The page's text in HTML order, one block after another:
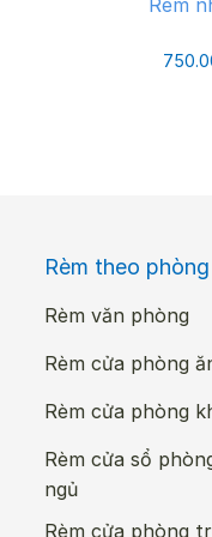
Đi
có
Rèm
Rèm theo phòng
Rèm văn phòng
Rèm cửa phòng
Rèm cửa phòng
Rèm cửa sổ
ngủ
Rèm cửa phòng